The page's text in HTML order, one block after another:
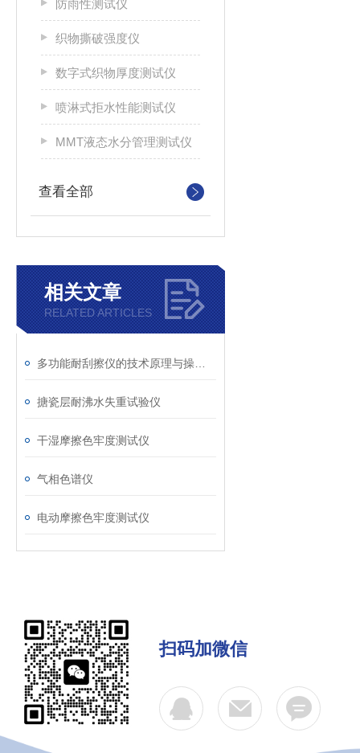
防雨性测试仪
织物撕破强度仪
数字式织物厚度测试仪
喷淋式拒水性能测试仪
MMT液态水分管理测试仪
查看全部
相关文章
RELATED ARTICLES
搪瓷层耐沸水失重试验仪
干湿摩擦色牢度测试仪
气相色谱仪
电动摩擦色牢度测试仪
扫码加微信